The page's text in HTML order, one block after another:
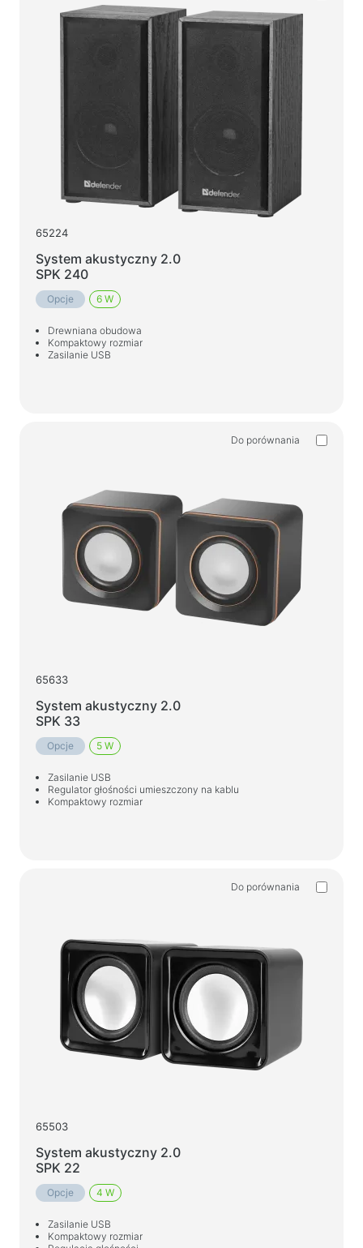
65224
System akustyczny 2.0
SPK 240
Opcje 6 W
Drewniana obudowa
Kompaktowy rozmiar
Zasilanie USB
Do porównania
65633
System akustyczny 2.0
SPK 33
Opcje 5 W
Zasilanie USB
Regulator głośności umieszczony na kablu
Kompaktowy rozmiar
Do porównania
65503
System akustyczny 2.0
SPK 22
Opcje 4 W
Zasilanie USB
Kompaktowy rozmiar